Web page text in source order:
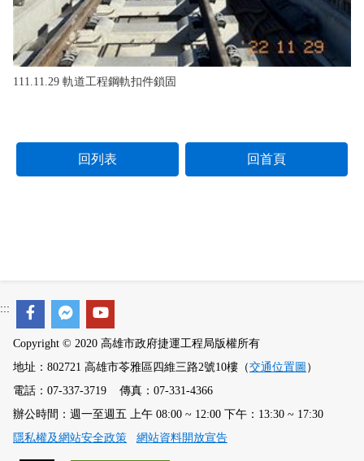
111.11.29 軌道工程鋼軌扣件鎖固
回列表 回首頁
:::
Copyright © 2020 高雄市政府捷運工程局版權所有
地址：802721 高雄市苓雅區四維三路2號10樓（交通位置圖 ）
電話：07-337-3719 傳真：07-331-4366
辦公時間：週一至週五 上午 08:00 ~ 12:00 下午：13:30 ~ 17:30
隱私權及網站安全政策
網站資料開放宣告